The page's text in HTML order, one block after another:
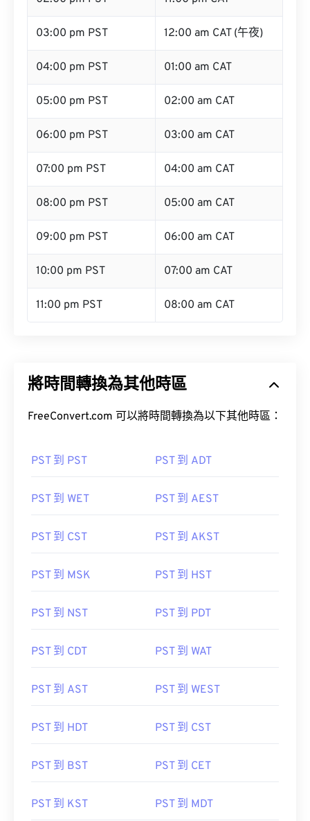
03:00 pm PST 12:00 am CAT (午夜)
04:00 pm PST 01:00 am CAT
05:00 pm PST 02:00 am CAT
06:00 pm PST 03:00 am CAT
07:00 pm PST 04:00 am CAT
08:00 pm PST 05:00 am CAT
09:00 pm PST 06:00 am CAT
10:00 pm PST 07:00 am CAT
11:00 pm PST 08:00 am CAT
將時間轉換為其他時區
FreeConvert.com 可以將時間轉換為以下其他時區：
PST 到 PST PST 到 ADT
PST 到 WET PST 到 AEST
PST 到 CST PST 到 AKST
PST 到 MSK PST 到 HST
PST 到 NST PST 到 PDT
PST 到 CDT PST 到 WAT
PST 到 AST PST 到 WEST
PST 到 HDT PST 到 CST
PST 到 BST PST 到 CET
PST 到 KST PST 到 MDT